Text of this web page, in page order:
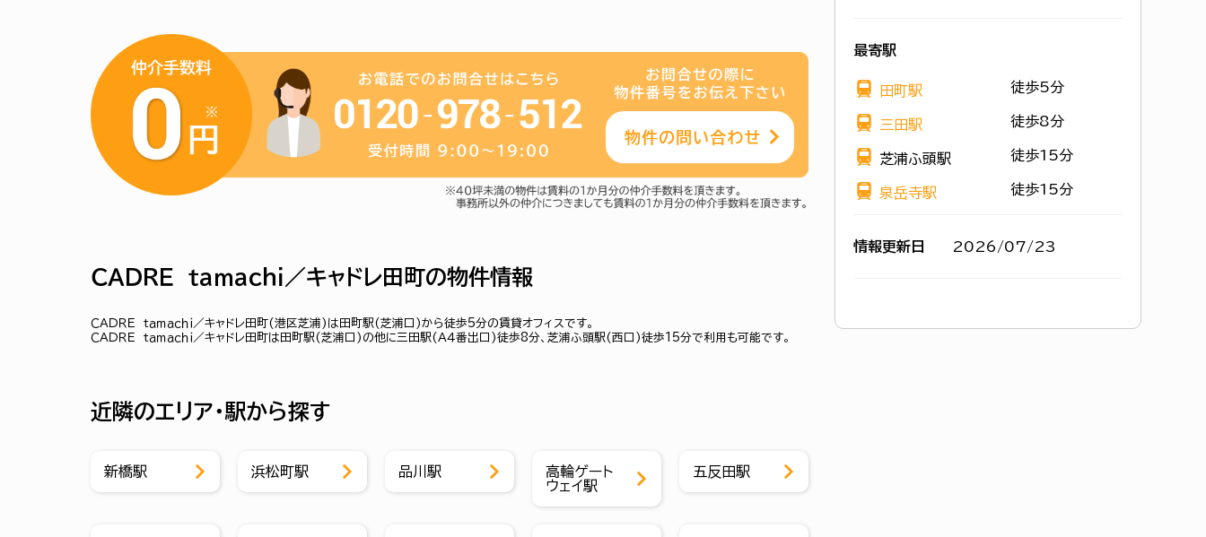
ＣＡＤＲＥ ｔａｍａｃｈｉ／キャドレ田町の物件情報
ＣＡＤＲＥ ｔａｍａｃｈｉ／キャドレ田町(港区芝浦)は田町駅(芝浦口)から徒歩5分の賃貸オフィスです。
ＣＡＤＲＥ ｔａｍａｃｈｉ／キャドレ田町は田町駅(芝浦口)の他に三田駅(Ａ４番出口)徒歩8分、芝浦ふ頭駅(西口)徒歩15分で利用も可能です。
近隣のエリア・駅から探す
新橋駅 浜松町駅 品川駅
高輪ゲート
ウェイ駅
五反田駅
最寄駅
田町駅 徒歩5分
三田駅 徒歩8分
芝浦ふ頭駅 徒歩15分
泉岳寺駅 徒歩15分
情報更新日 2026/07/23